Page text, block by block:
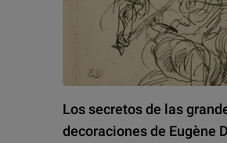
Los secretos de las
decoraciones de Eugène